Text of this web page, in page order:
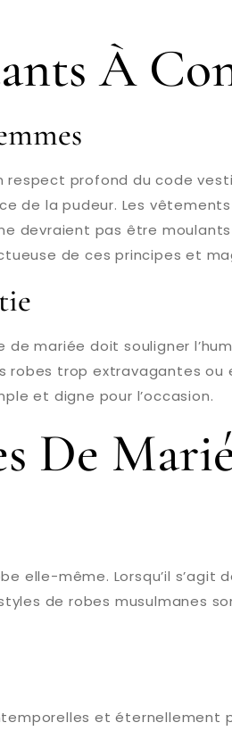
À
respect profond du code
de la pudeur. Les
devraient pas être
de ces principes et
mariée doit souligner
trop extravagantes ou
et digne pour l’occasion.
De
elle-même. Lorsqu’il s’agit
de robes musulmanes
et éternellement